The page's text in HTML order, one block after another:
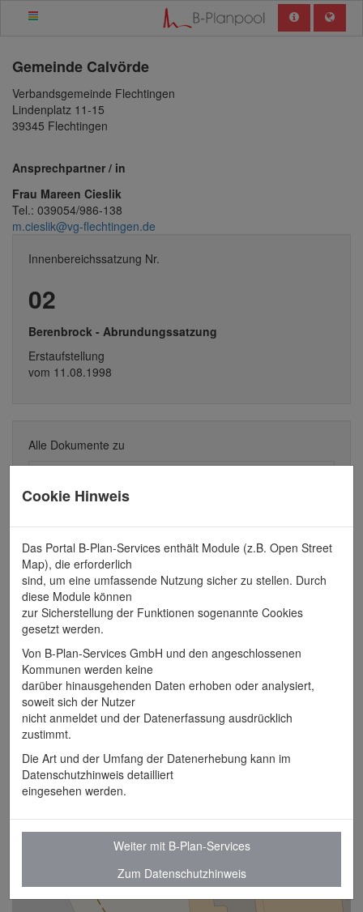
Gemeinde Calvörde
Verbandsgemeinde Flechtingen
Lindenplatz 11-15
39345 Flechtingen
Ansprechpartner / in
Frau Mareen Cieslik
Tel.: 039054/986-138
m.cieslik@vg-flechtingen.de
Innenbereichssatzung Nr.
02
Berenbrock - Abrundungssatzung
Erstaufstellung
vom 11.08.1998
Alle Dokumente zu
Planzeichnung
Dokumente
Verfahrensvermerke
Satzung
Begründung
Genehmigung
Öffentliche Bekanntmachung
Cookie Hinweis
Das Portal B-Plan-Services enthält Module (z.B. Open Street
Map), die erforderlich
sind, um eine umfassende Nutzung sicher zu stellen. Durch
diese Module können
zur Sicherstellung der Funktionen sogenannte Cookies
gesetzt werden.
Von B-Plan-Services GmbH und den angeschlossenen
Kommunen werden keine
darüber hinausgehenden Daten erhoben oder analysiert,
soweit sich der Nutzer
nicht anmeldet und der Datenerfassung ausdrücklich
zustimmt.
Die Art und der Umfang der Datenerhebung kann im
Datenschutzhinweis detailliert
eingesehen werden.
Weiter mit B-Plan-Services
Zum Datenschutzhinweis